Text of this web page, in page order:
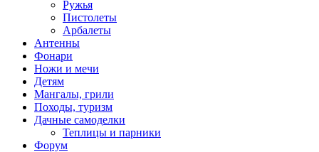
Ружья
Пистолеты
Арбалеты
Антенны
Фонари
Ножи и мечи
Детям
Мангалы, грили
Походы, туризм
Дачные самоделки
Теплицы и парники
Форум